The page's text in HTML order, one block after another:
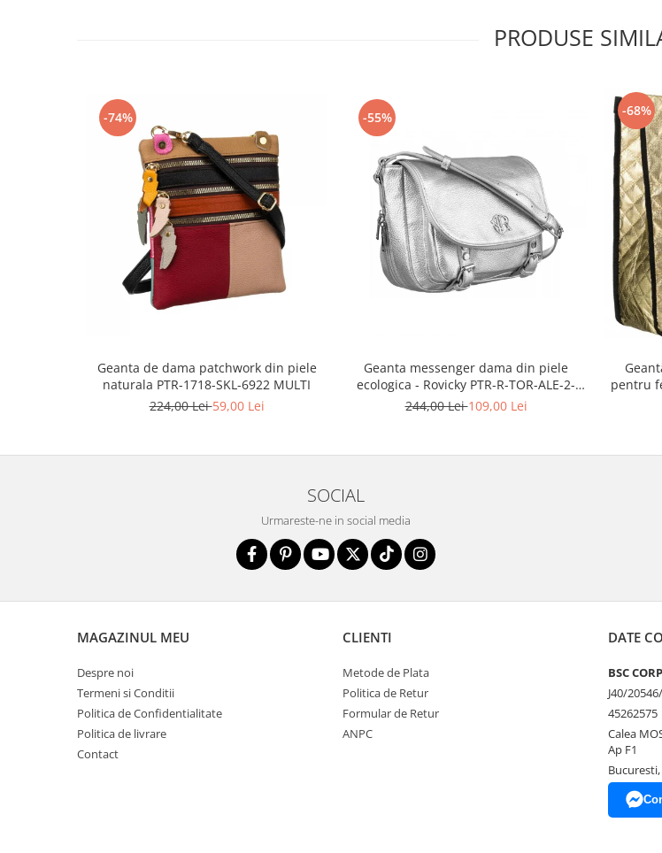
PRODUSE
-74%
Geanta de dama patchwork din piele
naturala PTR-1718-SKL-6922 MULTI
224,00 Lei59,00 Lei
-55%
Geanta messenger dama din piele
ecologica - Rovicky PTR-R-TOR-ALE-2-
3776 SIL
244,00 Lei109,00 Lei
-68%
pentru
SOCIAL
Urmareste-ne in social media
MAGAZINUL MEU
Despre noi
Termeni si Conditii
Politica de Confidentialitate
Politica de livrare
Contact
CLIENTI
Metode de Plata
Politica de Retur
Formular de Retur
ANPC
DATE
BSC
J40/
45262575
Calea
Ap F1